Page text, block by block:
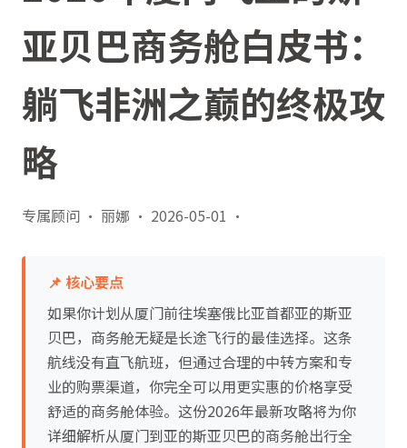
亚贝巴商务舱白皮书：
躺飞非洲之巅的终极攻
略
专属顾问 · 丽娜 · 2026-05-01 ·
📌 核心要点
如果你计划从厦门前往埃塞俄比亚首都亚的斯亚
贝巴，商务舱无疑是长途飞行的最佳选择。这条
航线没有直飞航班，但通过合理的中转方案和专
业的购票渠道，你完全可以用更实惠的价格享受
舒适的商务舱体验。这份2026年最新攻略将为你
详细解析从厦门到亚的斯亚贝巴的商务舱出行全